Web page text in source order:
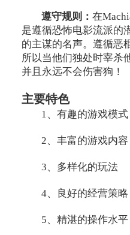
遵守规则：在
是遵循恐怖电影流派的
的主谋的名声。遵循恶
所以当他们独处时宰杀
并且永远不会伤害狗！
主要特色
1、有趣的游戏模式
2、丰富的游戏内容
3、多样化的玩法
4、良好的经营策略
5、精湛的操作水平